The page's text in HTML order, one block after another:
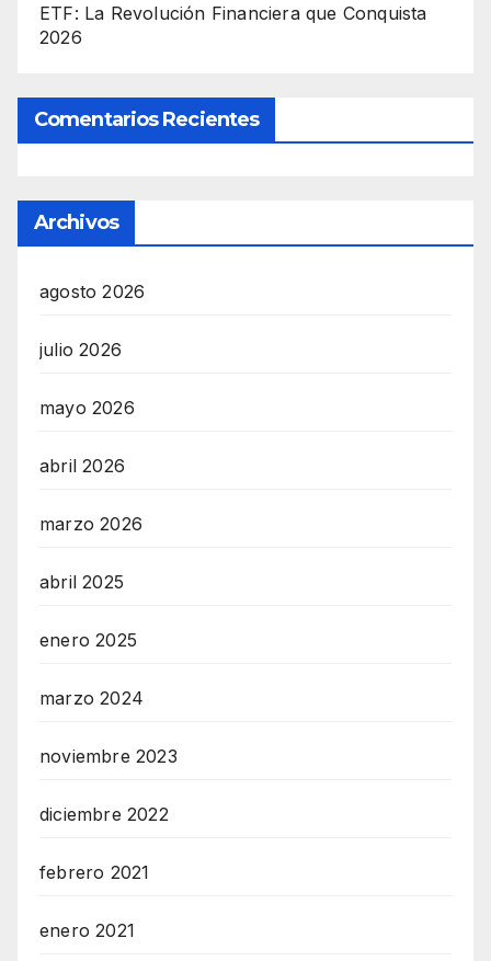
ETF: La Revolución Financiera que Conquista
2026
Comentarios Recientes
Archivos
agosto 2026
julio 2026
mayo 2026
abril 2026
marzo 2026
abril 2025
enero 2025
marzo 2024
noviembre 2023
diciembre 2022
febrero 2021
enero 2021